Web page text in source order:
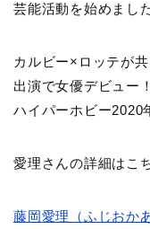
芸能活動を始めました
カルビー×ロッテが
出演で女優デビュー！
ハイパーホビー2020
愛理さんの詳細はこ
藤岡愛理（ふじおか